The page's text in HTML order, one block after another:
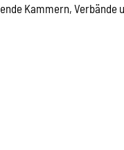
Kammern, Verbände